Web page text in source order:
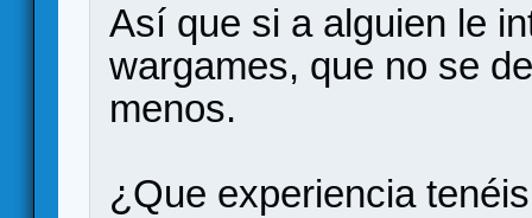
Así que si a alguien le
wargames, que no se
menos.
¿Que experiencia